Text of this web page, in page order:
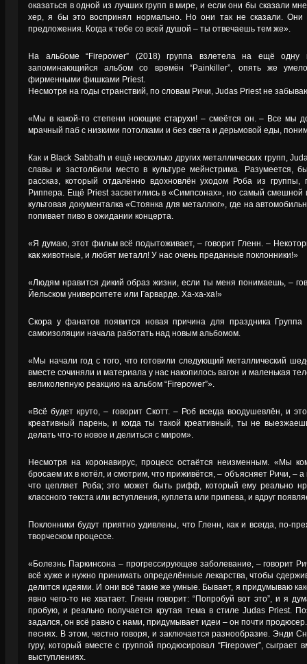
оказаться в одной из лучших групп в мире, и если они бы сказали
хер, я бы это воспринял нормально. Но они так не сказали.
предложения. Когда к тебе со всей душой – ты отвечаешь тем же».
На альбоме “Firepower” (2018) группа взлетела на ещё
запоминающийся альбом со времён “Painkiller”, опять же
фирменными фишками Priest.
Несмотря на годы странствий, по словам Ричи, Judas Priest не
«Мы в какой-то степени ноющие старухи! – смеётся он. – Все мы
мрачный паб с низкими потолками и без света и дерьмовой еды,
Как и Black Sabbath и ещё несколько других металлических групп,
славы и застолбили место в культуре мейнстрима. Разумеется,
рассказ, который отдалённо вдохновлён уходом Роба из
Риппера. Ещё Priest засветились в «Симпсонах», но самый смешной
культовая документалка «Стоянка для металлюг», где на
попивает пиво в ожидании концерта.
«Я думаю, этот фильм всё подытоживает, – говорит Гленн. –
как животные, и любят металл! У нас очень преданные поклонники!»
«Людям нравится дикий образ жизни, если ты меня понимаешь, –
Йельском университете или Гарварде. Ха-ха-ха!»
Скора у фанатов появится новая причина для праздника
самоизоляции начала работать над новым альбомом.
«Мы начали год с того, что готовили следующий металлический
вместе сочиняли и материала у нас накопилось вагон и маленькая
великолепную реакцию на альбом “Firepower”».
«Всё будет круто, – говорит Скотт. – Роб всегда воодушевлён, и
креативный парень, и когда ты такой креативный, ты не
делать что-то новое и делиться с миром».
Несмотря на коронавирус, процесс остаётся неизменным. «Мы
бросаем их в котёл, и смотрим, что приживётся, – объясняет Ричи, –
что цепляет Роба; это может быть рифф, который ему реально
классного текста или вступления, куплета или припева, и вдруг
Поклонники будут приятно удивлены, что Гленн, как и всегда, по-
творческом процессе.
«Болезнь Паркинсона – прогрессирующее заболевание, – говорит
всё хуже и нужно принимать определённые лекарства, чтобы
делится идеями. И они всё такие же умные. Бывает, я придумываю
явно чего-то не хватает. Гленн говорит: “Попробуй вот это”, и я
пробую, и реально получается крутая тема в стиле Judas Priest.
задался, он всё равно с нами, придумывает идеи – он почти
песнях. В этом, честно говоря, и заключается разнообразие. Энди
гуру, который вместе с группой продюсировал “Firepower”,
выступлениях.